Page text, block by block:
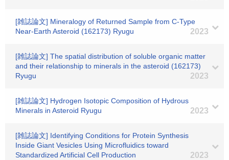
[雑誌論文] Mineralogy of Returned Sample from C-Type
Near-Earth Asteroid (162173) Ryugu
2023
[雑誌論文] The spatial distribution of soluble organic matter
and their relationship to minerals in the asteroid (162173)
Ryugu
2023
[雑誌論文] Hydrogen Isotopic Composition of Hydrous
Minerals in Asteroid Ryugu
2023
[雑誌論文] Identifying Conditions for Protein Synthesis
Inside Giant Vesicles Using Microfluidics toward
Standardized Artificial Cell Production
2023